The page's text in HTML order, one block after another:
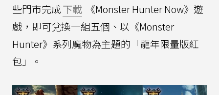
些門市完成下載 《Monster Hunter Now》遊
戲，即可兌換一組五個、以《Monster
Hunter》系列魔物為主題的「龍年限量版紅
包」。